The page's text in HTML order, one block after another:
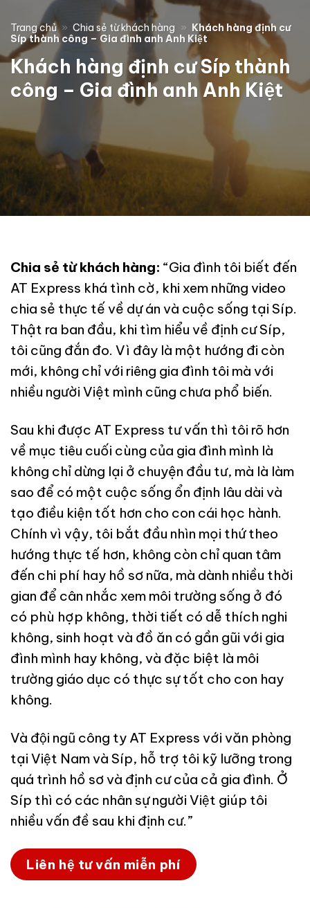
Trang chủ » Chia sẻ từ khách hàng » Khách hàng định cư
Síp thành công – Gia đình anh Anh Kiệt
Khách hàng định cư Síp thành
công – Gia đình anh Anh Kiệt
Chia sẻ từ khách hàng: “Gia đình tôi biết đến
AT Express khá tình cờ, khi xem những video
chia sẻ thực tế về dự án và cuộc sống tại Síp.
Thật ra ban đầu, khi tìm hiểu về định cư Síp,
tôi cũng đắn đo. Vì đây là một hướng đi còn
mới, không chỉ với riêng gia đình tôi mà với
nhiều người Việt mình cũng chưa phổ biến.
Sau khi được AT Express tư vấn thì tôi rõ hơn
về mục tiêu cuối cùng của gia đình mình là
không chỉ dừng lại ở chuyện đầu tư, mà là làm
sao để có một cuộc sống ổn định lâu dài và
tạo điều kiện tốt hơn cho con cái học hành.
Chính vì vậy, tôi bắt đầu nhìn mọi thứ theo
hướng thực tế hơn, không còn chỉ quan tâm
đến chi phí hay hồ sơ nữa, mà dành nhiều thời
gian để cân nhắc xem môi trường sống ở đó
có phù hợp không, thời tiết có dễ thích nghi
không, sinh hoạt và đồ ăn có gần gũi với gia
đình mình hay không, và đặc biệt là môi
trường giáo dục có thực sự tốt cho con hay
không.
Và đội ngũ công ty AT Express với văn phòng
tại Việt Nam và Síp, hỗ trợ tôi kỹ lưỡng trong
quá trình hồ sơ và định cư của cả gia đình. Ở
Síp thì có các nhân sự người Việt giúp tôi
nhiều vấn đề sau khi định cư.”
Liên hệ tư vấn miễn phí